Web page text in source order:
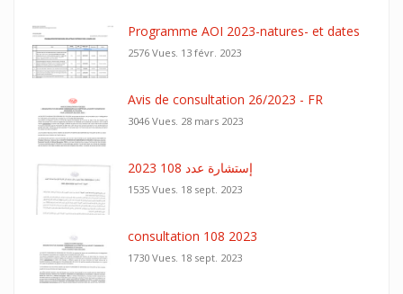
Programme AOI 2023-natures- et dates
2576 Vues. 13 févr. 2023
Avis de consultation 26/2023 - FR
3046 Vues. 28 mars 2023
إستشارة عدد 108 2023
1535 Vues. 18 sept. 2023
consultation 108 2023
1730 Vues. 18 sept. 2023